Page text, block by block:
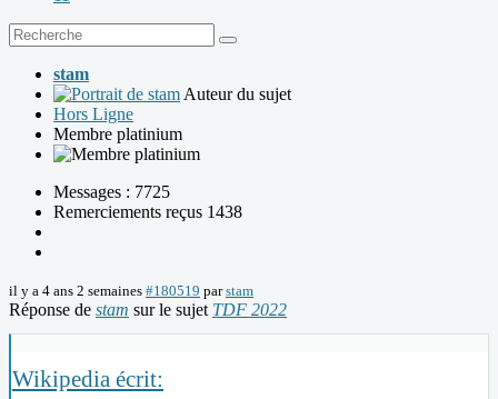
stam
Auteur du sujet
Hors Ligne
Membre platinium
Messages : 7725
Remerciements reçus 1438
il y a 4 ans 2 semaines #180519 parstam
Réponse de stam sur le sujet TDF 2022
Wikipedia écrit: